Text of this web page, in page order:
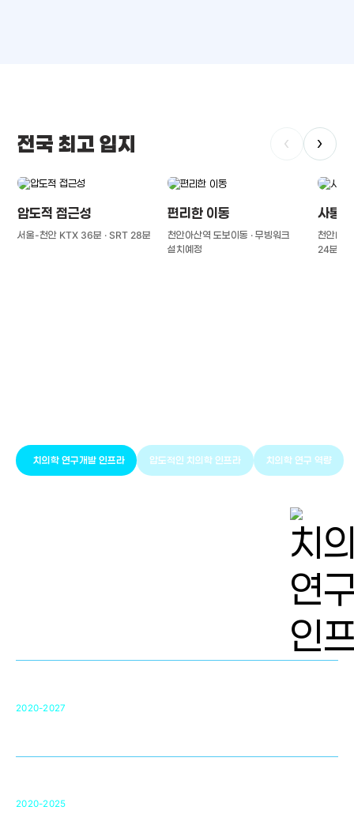
전국 최고 입지 ‹ ›
압도적 접근성
서울-천안 KTX 36분 · SRT 28분
편리한 이동
천안아산역 도보이동 · 무빙워크
설치예정
사통
천안IC(
24분
치의학 연구개발 인프라 압도적인 치의학 인프라 치의학 연구 역량
2020-2027
2020-2025